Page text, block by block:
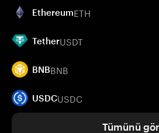
EthereumETH
TetherUSDT
BNBBNB
USDCUSDC
Tümünü gör